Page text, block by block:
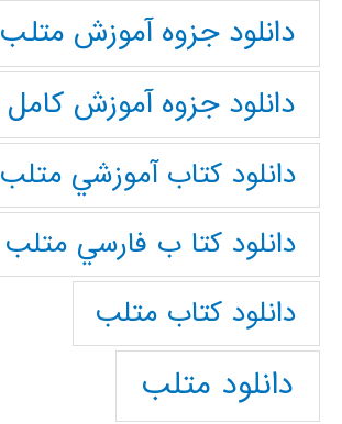
دانلود جزوه آموزش متلب
دانلود جزوه آموزش کامل matlab
دانلود كتاب آموزشي متلب
دانلود كتا ب فارسي متلب
دانلود كتاب متلب
دانلود متلب